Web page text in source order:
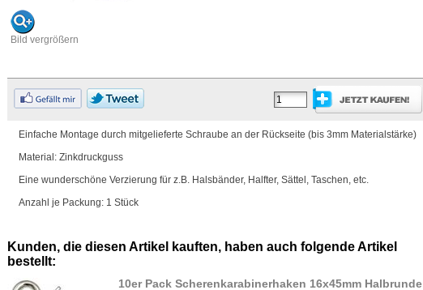
Bild vergrößern
Einfache Montage durch mitgelieferte Schraube an der Rückseite (bis 3mm Materialstärke)
Material: Zinkdruckguss
Eine wunderschöne Verzierung für z.B. Halsbänder, Halfter, Sättel, Taschen, etc.
Anzahl je Packung: 1 Stück
Kunden, die diesen Artikel kauften, haben auch folgende Artikel
bestellt:
10er Pack Scherenkarabinerhaken 16x45mm Halbrunde